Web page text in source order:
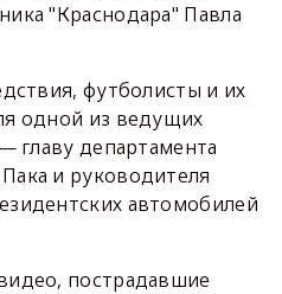
"Краснодара" Павла
футболисты и их
одной из ведущих
главу департамента
и руководителя
автомобилей
пострадавшие